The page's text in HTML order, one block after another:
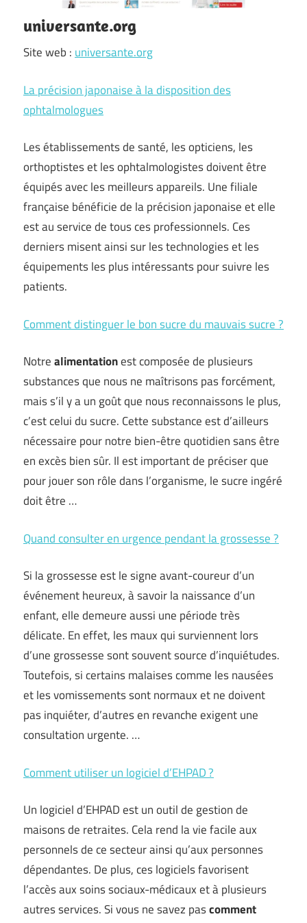
universante.org
Site web :universante.org
La précision japonaise à la disposition des
ophtalmologues
Les établissements de santé, les opticiens, les
orthoptistes et les ophtalmologistes doivent être
équipés avec les meilleurs appareils. Une filiale
française bénéficie de la précision japonaise et elle
est au service de tous ces professionnels. Ces
derniers misent ainsi sur les technologies et les
équipements les plus intéressants pour suivre les
patients.
Comment distinguer le bon sucre du mauvais sucre ?
Notrealimentationest composée de plusieurs
substances que nous ne maîtrisons pas forcément,
mais s’il y a un goût que nous reconnaissons le plus,
c’est celui du sucre. Cette substance est d’ailleurs
nécessaire pour notre bien-être quotidien sans être
en excès bien sûr. Il est important de préciser que
pour jouer son rôle dans l’organisme, le sucre ingéré
doit être …
Quand consulter en urgence pendant la grossesse ?
Si la grossesse est le signe avant-coureur d’un
événement heureux, à savoir la naissance d’un
enfant, elle demeure aussi une période très
délicate. En effet, les maux qui surviennent lors
d’une grossesse sont souvent source d’inquiétudes.
Toutefois, si certains malaises comme les nausées
et les vomissements sont normaux et ne doivent
pas inquiéter, d’autres en revanche exigent une
consultation urgente. …
Comment utiliser un logiciel d’EHPAD ?
Un logiciel d’EHPAD est un outil de gestion de
maisons de retraites. Cela rend la vie facile aux
personnels de ce secteur ainsi qu’aux personnes
dépendantes. De plus, ces logiciels favorisent
l’accès aux soins sociaux-médicaux et à plusieurs
autres services. Si vous ne savez pascomment